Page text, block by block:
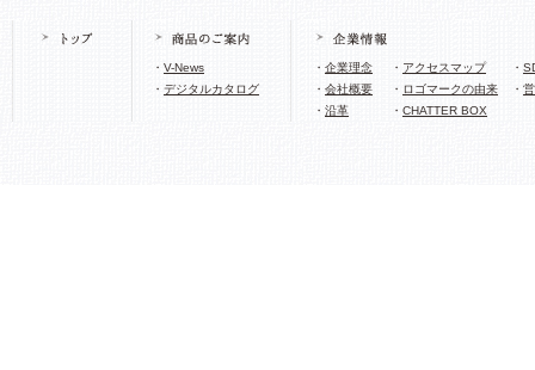
・ V-News
・ デジタルカタログ
・ 企業理念
・ 会社概要
・ 沿革
・ アクセスマップ
・ ロゴマークの由来
・ CHATTER BOX
・
・